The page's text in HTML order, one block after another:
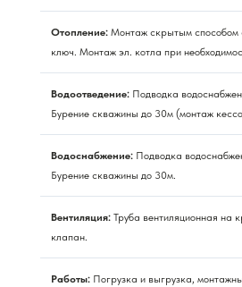
Отопление: Монтаж скрытым способом
ключ. Монтаж эл. котла при
Водоотведение: Подводка
Бурение скважины до 30м (монтаж
Водоснабжение: Подводка
Бурение скважины до 30м.
Вентиляция: Труба вентиляционная на
клапан.
Работы: Погрузка и выгрузка,